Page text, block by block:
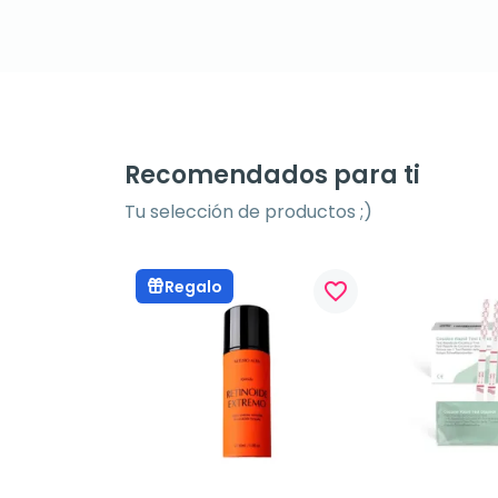
Recomendados para ti
Tu selección de productos ;)
Regalo favorite_border